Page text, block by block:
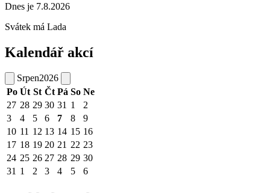
Dnes je 7.8.2026
Svátek má Lada
Kalendář akcí
Srpen2026
Po Út St Čt Pá So Ne
27 28 29 30 31 1
2
3
4 5 6 7 8
9
10 11 12 13 14 15 16
17 18 19 20 21 22 23
24 25 26 27 28 29 30
31 1 2 3 4 5 6